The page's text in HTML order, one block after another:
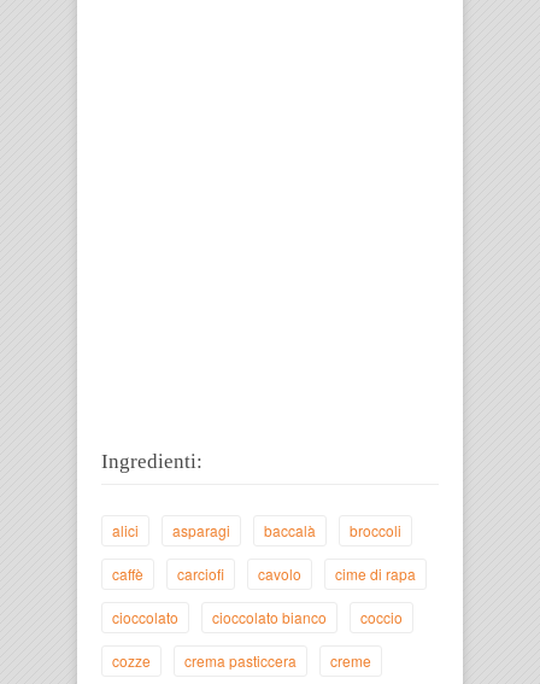
Ingredienti:
alici asparagi baccalà broccoli
caffè carciofi cavolo cime di rapa
cioccolato cioccolato bianco coccio
cozze crema pasticcera creme